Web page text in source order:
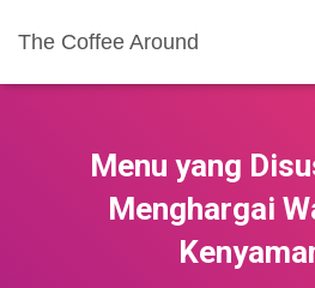
The Coffee Around
Menu yang
Menghargai